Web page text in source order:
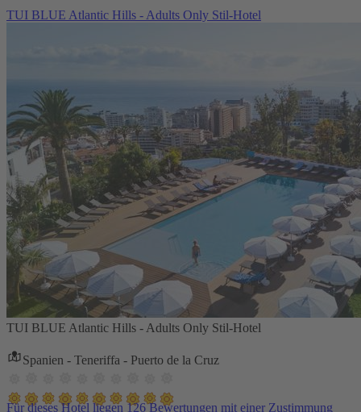
TUI BLUE Atlantic Hills - Adults Only Stil-Hotel
TUI BLUE Atlantic Hills - Adults Only Stil-Hotel
Spanien - Teneriffa - Puerto de la Cruz
Für dieses Hotel liegen 126 Bewertungen mit einer Zustimmung